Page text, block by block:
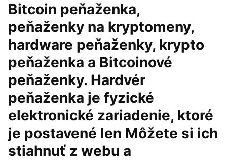
Bitcoin peňaženka,
peňaženky na kryptomeny,
hardware peňaženky, krypto
peňaženka a Bitcoinové
peňaženky. Hardvér
peňaženka je fyzické
elektronické zariadenie, ktoré
je postavené len Môžete si ich
stiahnuť z webu a